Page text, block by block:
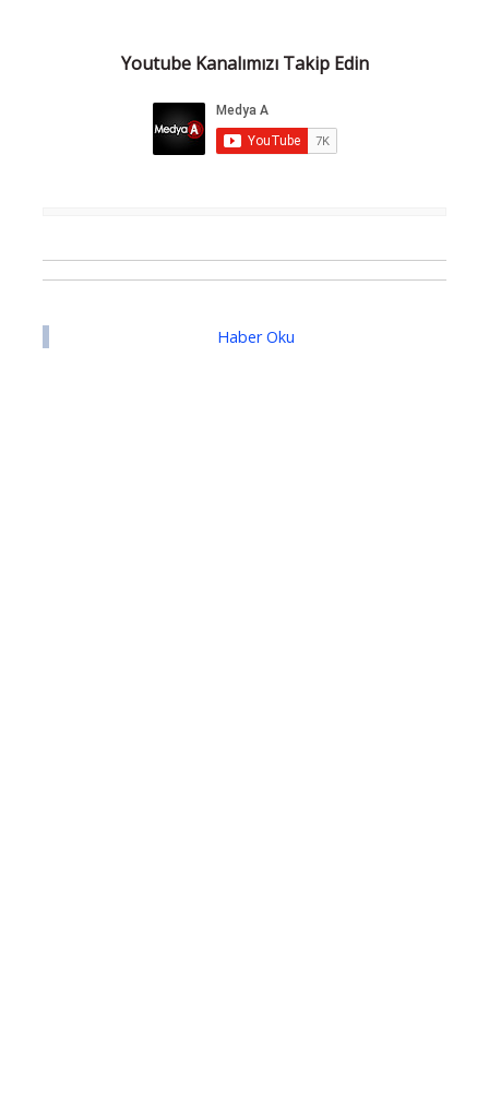
Youtube Kanalımızı Takip Edin
Haber Oku